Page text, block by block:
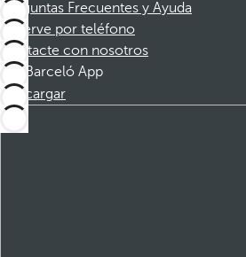
Preguntas Frecuentes y Ayuda
Reserve por teléfono
Contacte con nosotros
Barceló App
Descargar